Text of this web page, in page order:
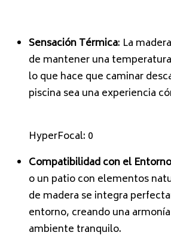
Sensación Térmica: La
de mantener una
lo que hace que caminar
piscina sea una experiencia
HyperFocal: 0
Compatibilidad con el Entorno
o un patio con elementos
de madera se integra
entorno, creando una
ambiente tranquilo.